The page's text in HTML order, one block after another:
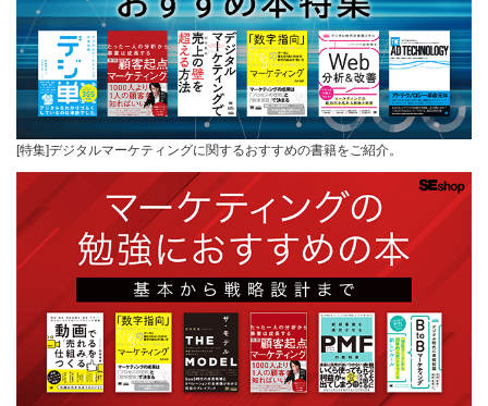
[特集]デジタルマーケティングに関するおすすめの書籍をご紹介。